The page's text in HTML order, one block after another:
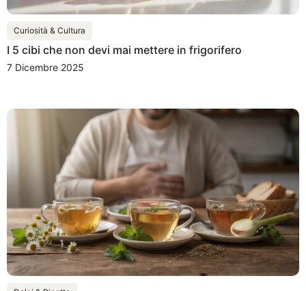
Curiosità & Cultura
I 5 cibi che non devi mai mettere in frigorifero
7 Dicembre 2025